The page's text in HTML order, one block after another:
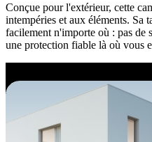
Conçue pour l'extérieur, cette
intempéries et aux éléments. Sa
facilement n'importe où : pas de
une protection fiable là où vous